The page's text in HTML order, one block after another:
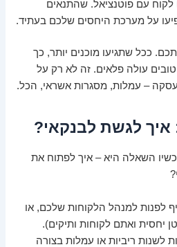
עם פוטנציאל. שהתנאים
על מערכת היחסים שלכם בעתיד.
ככל שתגיעו מוכנים יותר, כך
עולה פלאים. זה לא רק על
– עמלות, מסגרות אשראי, הכל.
לגשת לבנקאי?
השאלה היא – איך לפתוח את
לפנות למנהל הלקוחות שלכם, או
יחסית ואתם לקוחות ותיקים).
לשנות ריביות או עמלות בצורה